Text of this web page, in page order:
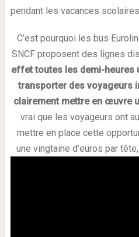
pendant les vacances scolaires.
C’est pourquoi les bus
SNCF proposent des lignes
effet toutes les demi-heures
transporter des voyageurs
clairement mettre en œuvre
vrai que les voyageurs ont
mettre en place cette
une vingtaine d’euros par